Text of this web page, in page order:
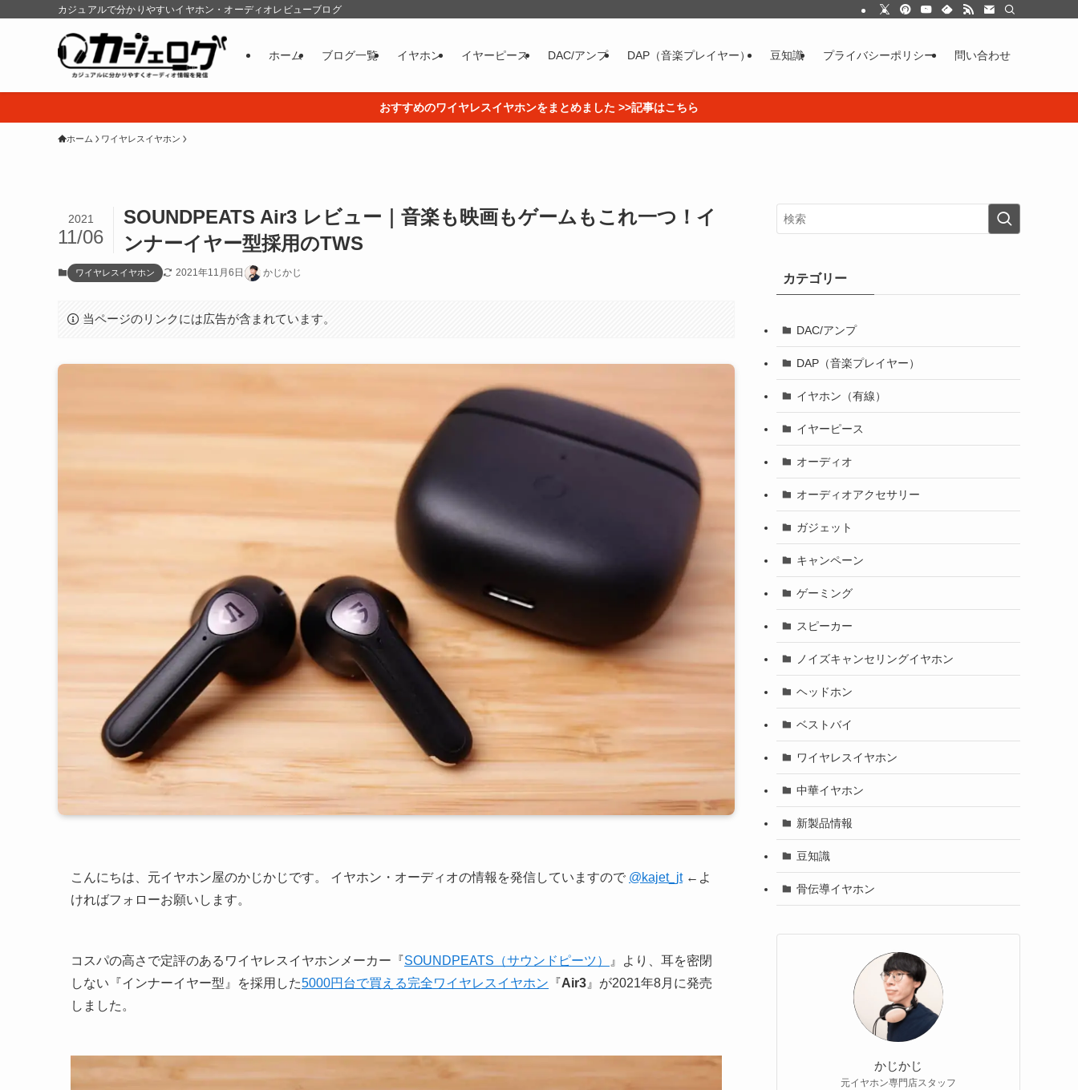
カジュアルで分かりやすいイヤホン・オーディオレビューブログ
ホーム ブログ一覧 イヤホン イヤーピース DAC/アンプ DAP（音楽プレイヤー） 豆知識 プライバシーポリシー 問い合わせ
おすすめのワイヤレスイヤホンをまとめました >>記事はこちら
ホーム ワイヤレスイヤホン
SOUNDPEATS Air3 レビュー｜音楽も映画もゲームもこれ一つ！イ
ンナーイヤー型採用のTWS
2021
11/06
ワイヤレスイヤホン 2021年11月6日 かじかじ
当ページのリンクには広告が含まれています。
こんにちは、元イヤホン屋のかじかじです。 イヤホン・オーディオの情報を発信していますので @kajet_jt←よ
ければフォローお願いします。
コスパの高さで定評のあるワイヤレスイヤホンメーカー『SOUNDPEATS（サウンドピーツ）
』より、耳を密閉
しない『インナーイヤー型』を採用した5000円台で買える完全ワイヤレスイヤホン 『Air3 』が2021年8月に発売
しました。
カテゴリー
DAC/アンプ
DAP（音楽プレイヤー）
イヤホン（有線）
イヤーピース
オーディオ
オーディオアクセサリー
ガジェット
キャンペーン
ゲーミング
スピーカー
ノイズキャンセリングイヤホン
ヘッドホン
ベストバイ
ワイヤレスイヤホン
中華イヤホン
新製品情報
豆知識
骨伝導イヤホン
かじかじ
元イヤホン専門店スタッフ